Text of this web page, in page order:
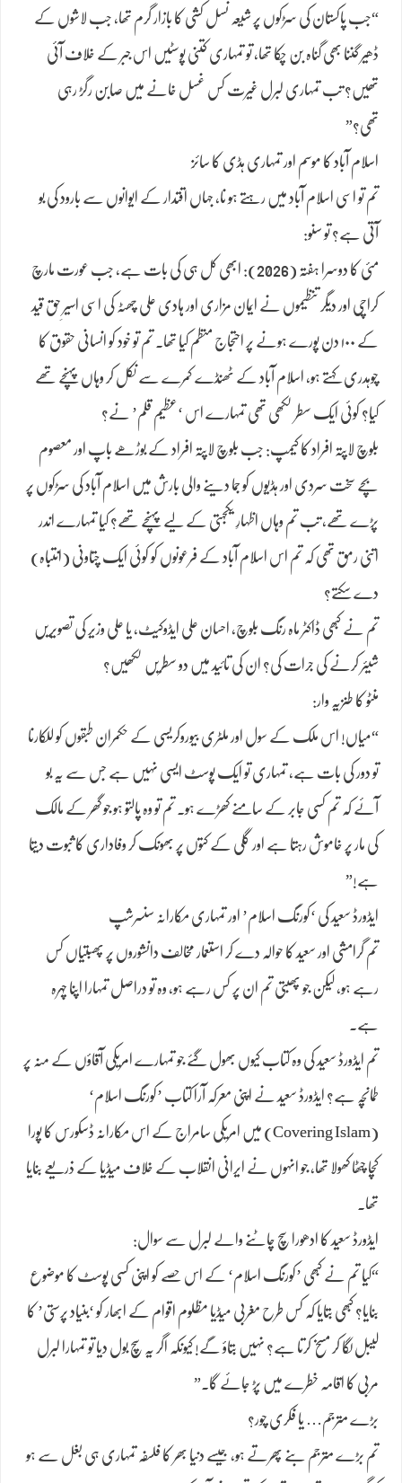
“جب پاکستان کی سڑکوں پر شیعہ نسل کشی کا بازار گرم تھا، جب لاشوں کے
ڈھیر گننا بھی گناہ بن چکا تھا، تو تمہاری کتنی پوسٹیں اس جبر کے خلاف آئی
تھیں؟ تب تمہاری لبرل غیرت کس غسل خانے میں صابن رگڑ رہی
تھی؟”
اسلام آباد کا موسم اور تمہاری ہڈی کا سائز
تم تو اسی اسلام آباد میں رہتے ہو نا، جہاں اقتدار کے ایوانوں سے بارود کی بو
آتی ہے؟ تو سنو:
مئی کا دوسرا ہفتہ (2026): ابھی کل ہی کی بات ہے، جب عورت مارچ
کراچی اور دیگر تنظیموں نے ایمان مزاری اور ہادی علی چھٹہ کی اسی اسیرِ حق قید
کے ۱۰۰ دن پورے ہونے پر احتجاج منظم کیا تھا۔ تم تو خود کو انسانی حقوق کا
چوہدری کہتے ہو، اسلام آباد کے ٹھنڈے کمرے سے نکل کر وہاں پہنچے تھے
کیا؟ کوئی ایک سطر لکھی تھی تمہارے اس ‘عظیم قلم’ نے؟
بلوچ لاپتہ افراد کا کیمپ: جب بلوچ لاپتہ افراد کے بوڑھے باپ اور معصوم
بچے سخت سردی اور ہڈیوں کو جما دینے والی بارش میں اسلام آباد کی سڑکوں پر
پڑے تھے، تب تم وہاں اظہارِ یکجہتی کے لیے پہنچے تھے؟ کیا تمہارے اندر
اتنی رمق تھی کہ تم اس اسلام آباد کے فرعونوں کو کوئی ایک چتاونی (انتباہ)
دے سکتے؟
تم نے کبھی ڈاکٹر ماہ رنگ بلوچ، احسان علی ایڈوکیٹ، یا علی وزیر کی تصویریں
شیئر کرنے کی جرات کی؟ ان کی تائید میں دو سطریں لکھیں؟
منٹو کا طنزیہ وار:
“میاں! اس ملک کے سول اور ملٹری بیوروکریسی کے حکمران طبقوں کو للکارنا
تو دور کی بات ہے، تمہاری تو ایک پوسٹ ایسی نہیں ہے جس سے یہ بو
آئے کہ تم کسی جابر کے سامنے کھڑے ہو۔ تم تو وہ پالتو ہو جو گھر کے مالک
کی مار پر خاموش رہتا ہے اور گلی کے کتوں پر بھونک کر وفاداری کا ثبوت دیتا
ہے!”
ایڈورڈ سعید کی ‘کورنگ اسلام’ اور تمہاری مکارانہ سنسرشپ
تم گرامشی اور سعید کا حوالہ دے کر استعمار مخالف دانشوروں پر پھبتیاں کس
رہے ہو، لیکن جو پھبتی تم ان پر کس رہے ہو، وہ تو دراصل تمہارا اپنا چہرہ
ہے۔
تم ایڈورڈ سعید کی وہ کتاب کیوں بھول گئے جو تمہارے امریکی آقاؤں کے منہ پر
طمانچہ ہے؟ ایڈورڈ سعید نے اپنی معرکہ آرا کتاب ’کورنگ اسلام‘
(Covering Islam) میں امریکی سامراج کے اس مکارانہ ڈسکورس کا پورا
کچا چٹھا کھولا تھا، جو انہوں نے ایرانی انقلاب کے خلاف میڈیا کے ذریعے بنایا
تھا۔
ایڈورڈ سعید کا ادھورا سچ چاٹنے والے لبرل سے سوال:
“کیا تم نے کبھی ’کورنگ اسلام‘ کے اس حصے کو اپنی کسی پوسٹ کا موضوع
بنایا؟ کبھی بتایا کہ کس طرح مغربی میڈیا مظلوم اقوام کے ابھار کو ‘بنیاد پرستی’ کا
لیبل لگا کر مسخ کرتا ہے؟ نہیں بتاؤ گے! کیونکہ اگر یہ سچ بول دیا تو تمہارا لبرل
مربی کا اقامہ خطرے میں پڑ جائے گا۔”
بڑے مترجم… یا فکری چور؟
تم بڑے مترجم بنے پھرتے ہو، جیسے دنیا بھر کا فلسفہ تمہاری ہی بغل سے ہو